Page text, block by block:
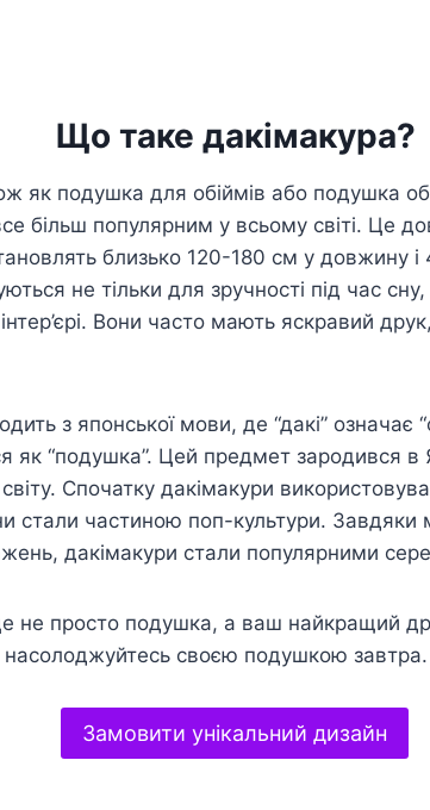
Що таке дакімакура?
як подушка для обіймів або подушка
більш популярним у всьому світі. Це
близько 120-180 см у довжину
не тільки для зручності під час
Вони часто мають яскравий
з японської мови, де “дакі” означає
як “подушка”. Цей предмет зародився в
Спочатку дакімакури
стали частиною поп-культури. Завдяки
дакімакури стали популярними
не просто подушка, а ваш найкращий
насолоджуйтесь своєю подушкою завтра.
Замовити унікальний дизайн